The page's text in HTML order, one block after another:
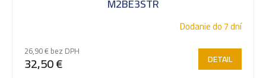
Dodanie do 7 dní
26,90 € bez DPH
32,50 € DETAIL